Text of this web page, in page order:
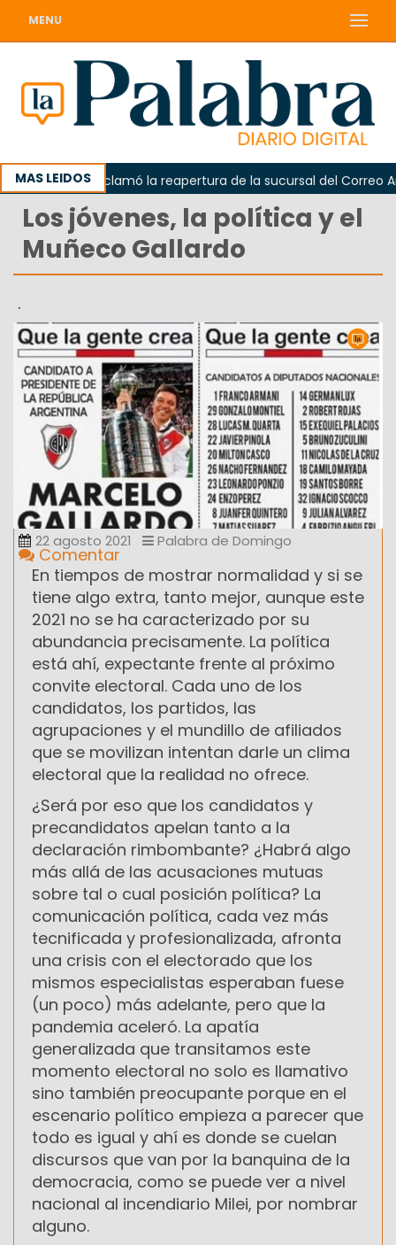
MENU
MAS LEIDOS
Odarda reclamó la reapertura de la sucursal del Correo
Los jóvenes, la política y el
Muñeco Gallardo
.
22 agosto 2021 Palabra de Domingo
Comentar
En tiempos de mostrar normalidad y si se
tiene algo extra, tanto mejor, aunque este
2021 no se ha caracterizado por su
abundancia precisamente. La política
está ahí, expectante frente al próximo
convite electoral. Cada uno de los
candidatos, los partidos, las
agrupaciones y el mundillo de afiliados
que se movilizan intentan darle un clima
electoral que la realidad no ofrece.
¿Será por eso que los candidatos y
precandidatos apelan tanto a la
declaración rimbombante? ¿Habrá algo
más allá de las acusaciones mutuas
sobre tal o cual posición política? La
comunicación política, cada vez más
tecnificada y profesionalizada, afronta
una crisis con el electorado que los
mismos especialistas esperaban fuese
(un poco) más adelante, pero que la
pandemia aceleró. La apatía
generalizada que transitamos este
momento electoral no solo es llamativo
sino también preocupante porque en el
escenario político empieza a parecer que
todo es igual y ahí es donde se cuelan
discursos que van por la banquina de la
democracia, como se puede ver a nivel
nacional al incendiario Milei, por nombrar
alguno.